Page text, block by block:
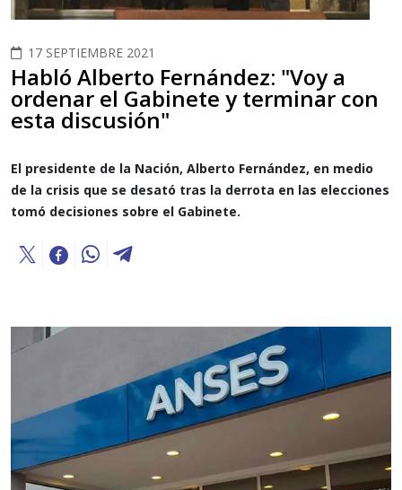
17 SEPTIEMBRE 2021
Habló Alberto Fernández: "Voy a
ordenar el Gabinete y terminar con
esta discusión"
El presidente de la Nación, Alberto Fernández, en medio
de la crisis que se desató tras la derrota en las elecciones
tomó decisiones sobre el Gabinete.